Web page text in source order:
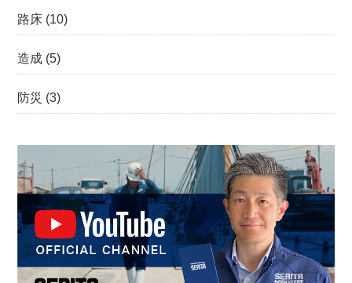
路床 (10)
造成 (5)
防災 (3)